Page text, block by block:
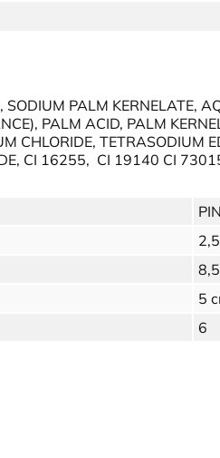
PALM KERNELATE,
PALM ACID, PALM
CHLORIDE, TETRASODIUM
CI 16255, CI 19140 CI
5
6